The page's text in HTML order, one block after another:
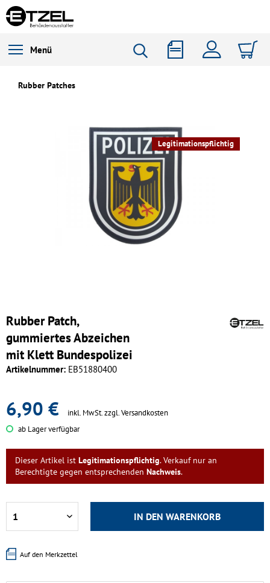
Menü
Rubber Patches
Legitimationspflichtig
Rubber Patch,
gummiertes Abzeichen
mit Klett Bundespolizei
Artikelnummer: EB51880400
6,90 € inkl. MwSt.zzgl. Versandkosten
ab Lager verfügbar
Dieser Artikel ist Legitimationspflichtig. Verkauf nur an
Berechtigte gegen entsprechenden Nachweis.
IN DEN WARENKORB
Auf den Merkzettel